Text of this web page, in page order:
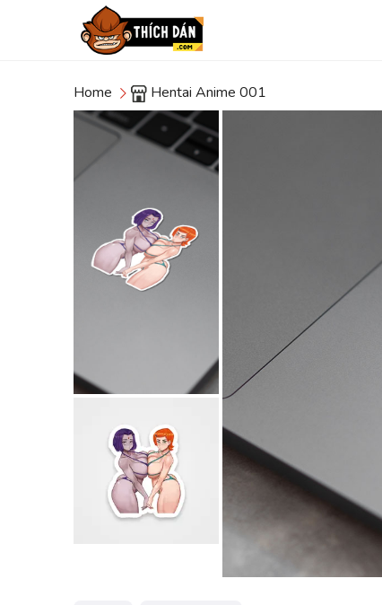
Home Hentai Anime 001